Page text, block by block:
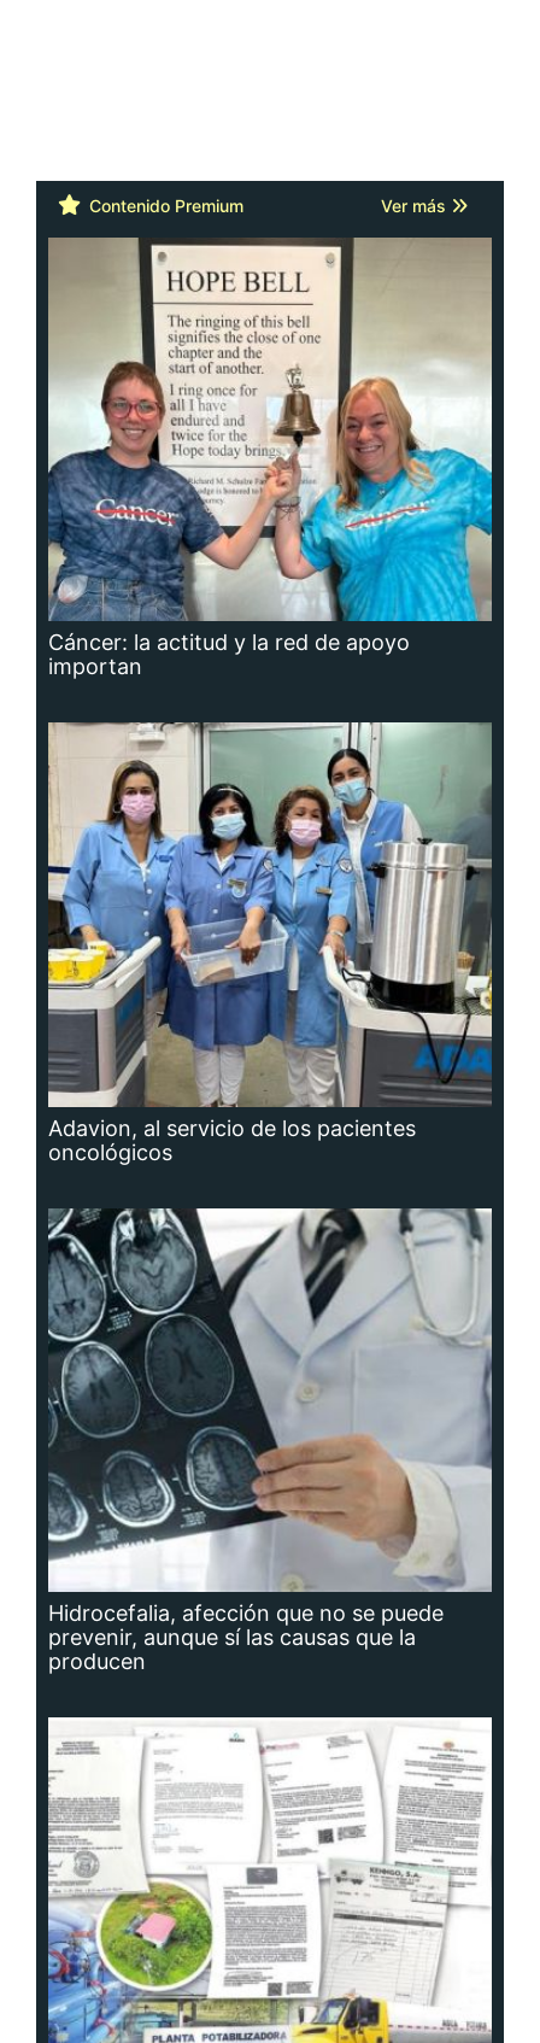
Contenido Premium Ver más
Cáncer: la actitud y la red de apoyo
importan
Adavion, al servicio de los pacientes
oncológicos
Hidrocefalia, afección que no se puede
prevenir, aunque sí las causas que la
producen